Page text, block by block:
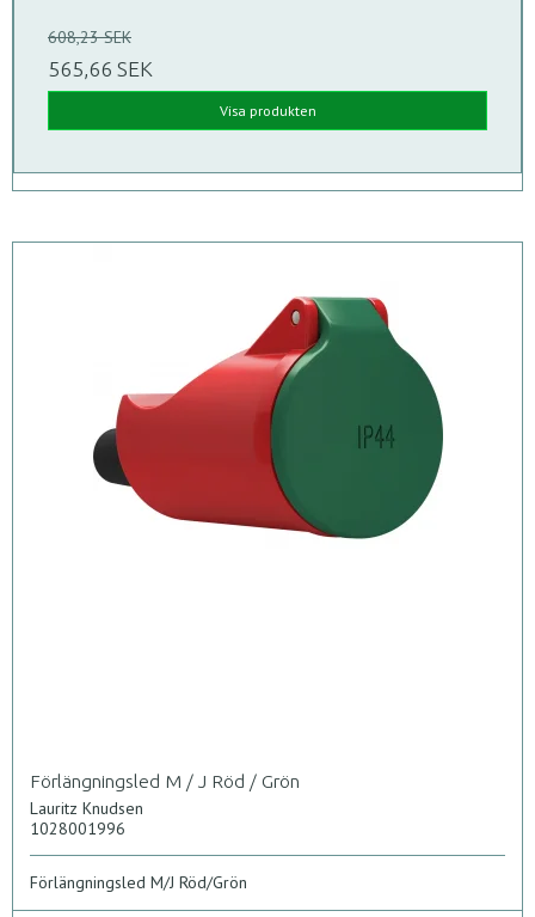
608,23 SEK
565,66 SEK
Visa produkten
Förlängningsled M / J Röd / Grön
Lauritz Knudsen
1028001996
Förlängningsled M/J Röd/Grön